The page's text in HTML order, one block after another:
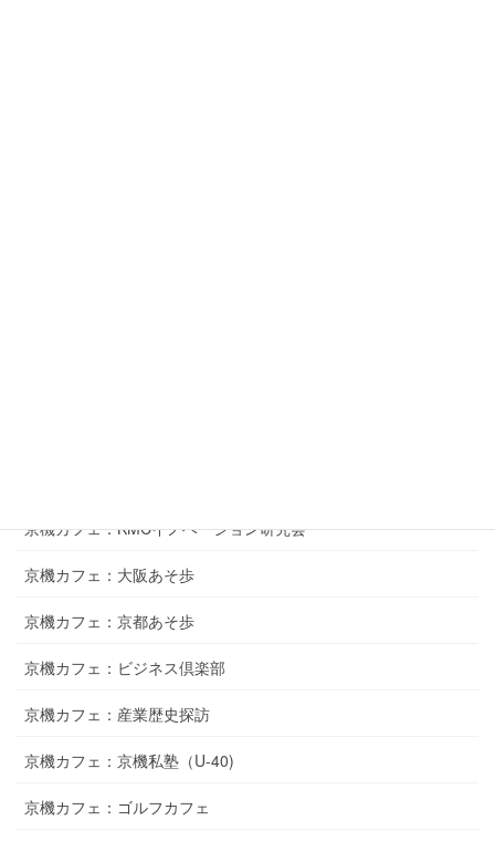
京機カフェ：KMCイノベーション研究会
京機カフェ：大阪あそ歩
京機カフェ：京都あそ歩
京機カフェ：ビジネス倶楽部
京機カフェ：産業歴史探訪
京機カフェ：京機私塾（U-40)
京機カフェ：ゴルフカフェ